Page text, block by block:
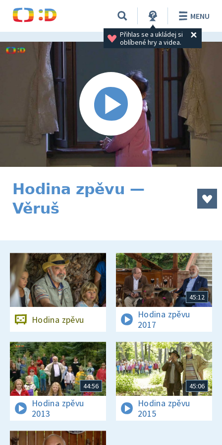
Přihlas se a ukládej si
oblíbené hry a videa.
MENU
Hodina zpěvu —
Věruš
Hodina zpěvu
45:12
Hodina zpěvu
2017
44:56
Hodina zpěvu
2013
45:06
Hodina zpěvu
2015